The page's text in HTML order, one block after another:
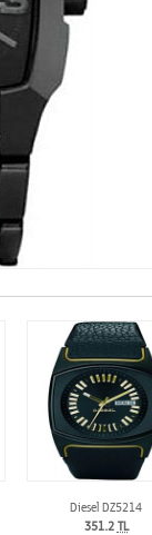
Diesel DZ5214
351.2 TL